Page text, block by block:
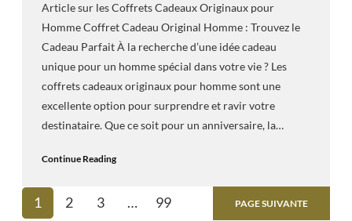
Article sur les Coffrets Cadeaux Originaux pour
Homme Coffret Cadeau Original Homme : Trouvez le
Cadeau Parfait À la recherche d’une idée cadeau
unique pour un homme spécial dans votre vie ? Les
coffrets cadeaux originaux pour homme sont une
excellente option pour surprendre et ravir votre
destinataire. Que ce soit pour un anniversaire, la…
Continue Reading
1 2 3 … 99 PAGE SUIVANTE